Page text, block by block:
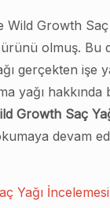
Growth Saç
olmuş. Bu
gerçekten işe
yağı
Growth Saç
devam
Yağı